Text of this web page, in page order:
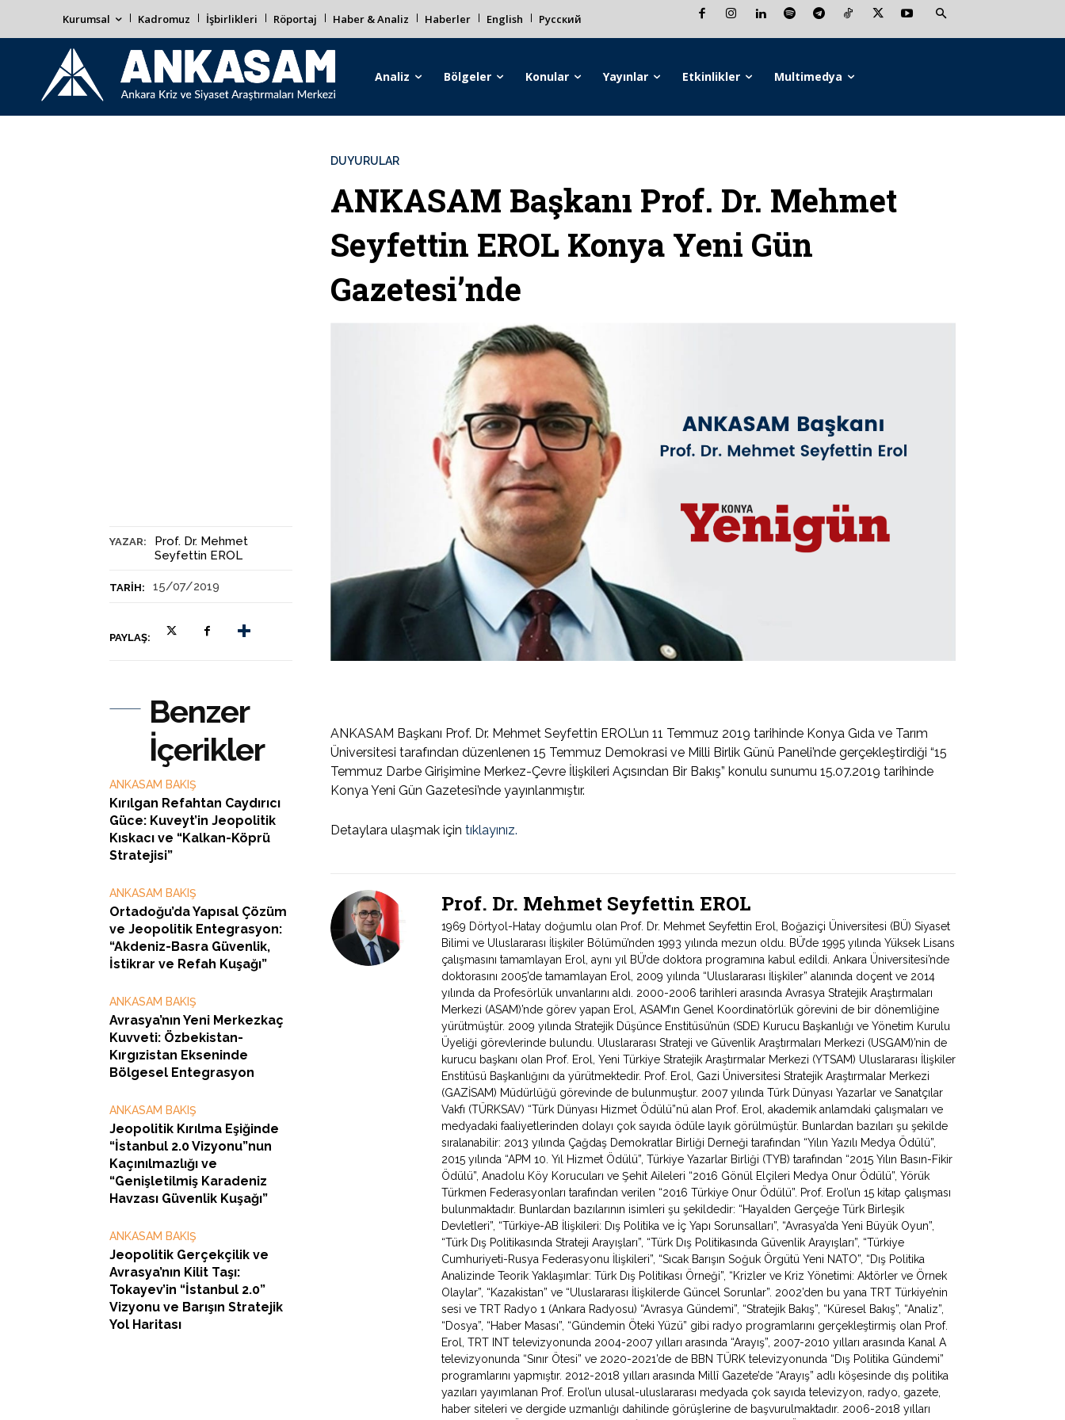
Kurumsal Kadromuz İşbirlikleri Röportaj Haber & Analiz Haberler English Русский
Analiz Bölgeler Konular Yayınlar Etkinlikler Multimedya
YAZAR:
Prof. Dr. Mehmet
Seyfettin EROL
TARIH: 15/07/2019
PAYLAŞ:
DUYURULAR
ANKASAM Başkanı Prof. Dr. Mehmet
Seyfettin EROL Konya Yeni Gün
Gazetesi’nde
Benzer
İçerikler
ANKASAM BAKIŞ
Kırılgan Refahtan Caydırıcı
Güce: Kuveyt’in Jeopolitik
Kıskacı ve “Kalkan-Köprü
Stratejisi”
ANKASAM BAKIŞ
Ortadoğu’da Yapısal Çözüm
ve Jeopolitik Entegrasyon:
“Akdeniz-Basra Güvenlik,
İstikrar ve Refah Kuşağı”
ANKASAM BAKIŞ
Avrasya’nın Yeni Merkezkaç
Kuvveti: Özbekistan-
Kırgızistan Ekseninde
Bölgesel Entegrasyon
ANKASAM BAKIŞ
Jeopolitik Kırılma Eşiğinde
“İstanbul 2.0 Vizyonu”nun
Kaçınılmazlığı ve
“Genişletilmiş Karadeniz
Havzası Güvenlik Kuşağı”
ANKASAM BAKIŞ
Jeopolitik Gerçekçilik ve
Avrasya’nın Kilit Taşı:
Tokayev’in “İstanbul 2.0”
Vizyonu ve Barışın Stratejik
Yol Haritası
ANKASAM Başkanı Prof. Dr. Mehmet Seyfettin EROL’un 11 Temmuz 2019 tarihinde Konya Gıda ve Tarım
Üniversitesi tarafından düzenlenen 15 Temmuz Demokrasi ve Milli Birlik Günü Paneli’nde gerçekleştirdiği “15
Temmuz Darbe Girişimine Merkez-Çevre İlişkileri Açısından Bir Bakış” konulu sunumu 15.07.2019 tarihinde
Konya Yeni Gün Gazetesi’nde yayınlanmıştır.
Detaylara ulaşmak için tıklayınız.
Prof. Dr. Mehmet Seyfettin EROL
1969 Dörtyol-Hatay doğumlu olan Prof. Dr. Mehmet Seyfettin Erol, Boğaziçi Üniversitesi (BÜ) Siyaset
Bilimi ve Uluslararası İlişkiler Bölümü’nden 1993 yılında mezun oldu. BÜ’de 1995 yılında Yüksek Lisans
çalışmasını tamamlayan Erol, aynı yıl BÜ’de doktora programına kabul edildi. Ankara Üniversitesi’nde
doktorasını 2005’de tamamlayan Erol, 2009 yılında “Uluslararası İlişkiler” alanında doçent ve 2014
yılında da Profesörlük unvanlarını aldı. 2000-2006 tarihleri arasında Avrasya Stratejik Araştırmaları
Merkezi (ASAM)’nde görev yapan Erol, ASAM’ın Genel Koordinatörlük görevini de bir dönemliğine
yürütmüştür. 2009 yılında Stratejik Düşünce Enstitüsü’nün (SDE) Kurucu Başkanlığı ve Yönetim Kurulu
Üyeliği görevlerinde bulundu. Uluslararası Strateji ve Güvenlik Araştırmaları Merkezi (USGAM)’nin de
kurucu başkanı olan Prof. Erol, Yeni Türkiye Stratejik Araştırmalar Merkezi (YTSAM) Uluslararası İlişkiler
Enstitüsü Başkanlığını da yürütmektedir. Prof. Erol, Gazi Üniversitesi Stratejik Araştırmalar Merkezi
(GAZİSAM) Müdürlüğü görevinde de bulunmuştur. 2007 yılında Türk Dünyası Yazarlar ve Sanatçılar
Vakfı (TÜRKSAV) “Türk Dünyası Hizmet Ödülü”nü alan Prof. Erol, akademik anlamdaki çalışmaları ve
medyadaki faaliyetlerinden dolayı çok sayıda ödüle layık görülmüştür. Bunlardan bazıları şu şekilde
sıralanabilir: 2013 yılında Çağdaş Demokratlar Birliği Derneği tarafından “Yılın Yazılı Medya Ödülü”,
2015 yılında “APM 10. Yıl Hizmet Ödülü”, Türkiye Yazarlar Birliği (TYB) tarafından “2015 Yılın Basın-Fikir
Ödülü”, Anadolu Köy Korucuları ve Şehit Aileleri “2016 Gönül Elçileri Medya Onur Ödülü”, Yörük
Türkmen Federasyonları tarafından verilen “2016 Türkiye Onur Ödülü”. Prof. Erol’un 15 kitap çalışması
bulunmaktadır. Bunlardan bazılarının isimleri şu şekildedir: “Hayalden Gerçeğe Türk Birleşik
Devletleri”, “Türkiye-AB İlişkileri: Dış Politika ve İç Yapı Sorunsalları”, “Avrasya’da Yeni Büyük Oyun”,
“Türk Dış Politikasında Strateji Arayışları”, “Türk Dış Politikasında Güvenlik Arayışları”, “Türkiye
Cumhuriyeti-Rusya Federasyonu İlişkileri”, “Sıcak Barışın Soğuk Örgütü Yeni NATO”, “Dış Politika
Analizinde Teorik Yaklaşımlar: Türk Dış Politikası Örneği”, “Krizler ve Kriz Yönetimi: Aktörler ve Örnek
Olaylar”, “Kazakistan” ve “Uluslararası İlişkilerde Güncel Sorunlar”. 2002’den bu yana TRT Türkiye’nin
sesi ve TRT Radyo 1 (Ankara Radyosu) “Avrasya Gündemi”, “Stratejik Bakış”, “Küresel Bakış”, “Analiz”,
“Dosya”, “Haber Masası”, “Gündemin Öteki Yüzü” gibi radyo programlarını gerçekleştirmiş olan Prof.
Erol, TRT INT televizyonunda 2004-2007 yılları arasında “Arayış”, 2007-2010 yılları arasında Kanal A
televizyonunda “Sınır Ötesi” ve 2020-2021’de de BBN TÜRK televizyonunda “Dış Politika Gündemi”
programlarını yapmıştır. 2012-2018 yılları arasında Millî Gazete’de “Arayış” adlı köşesinde dış politika
yazıları yayımlanan Prof. Erol’un ulusal-uluslararası medyada çok sayıda televizyon, radyo, gazete,
haber siteleri ve dergide uzmanlığı dahilinde görüşlerine de başvurulmaktadır. 2006-2018 yılları